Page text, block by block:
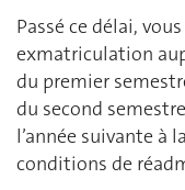
Passé ce délai,
exmatriculation
du premier
du second
l’année suivante à
conditions de